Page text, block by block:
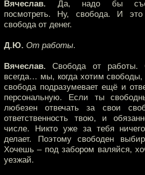
Вячеслав. Да, надо бы
посмотреть. Ну, свобода. И
свобода от денег.
Д.Ю. От работы.
Вячеслав. Свобода от работы.
всегда… мы, когда хотим
свобода подразумевает ещё и
персональную. Если ты
любезен отвечать за свои
ответственность твою, и
числе. Никто уже за тебя
делает. Поэтому свободен
Хочешь – под забором валяйся,
уезжай.